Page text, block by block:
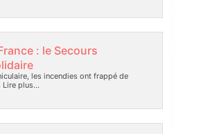
: le Secours
les incendies ont frappé de
Lire plus…